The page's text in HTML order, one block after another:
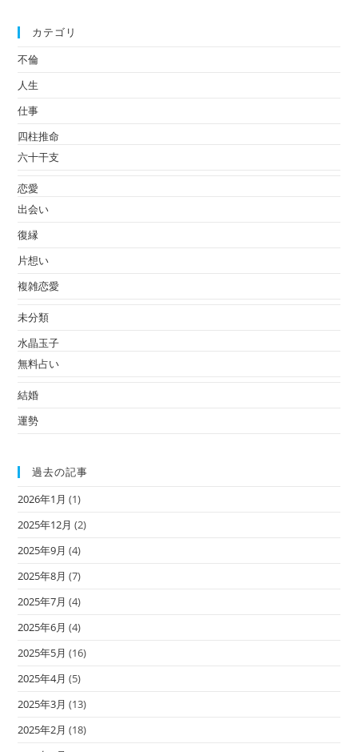
カテゴリ
不倫
人生
仕事
四柱推命
六十干支
恋愛
出会い
復縁
片想い
複雑恋愛
未分類
水晶玉子
無料占い
結婚
運勢
過去の記事
2026年1月 (1)
2025年12月 (2)
2025年9月 (4)
2025年8月 (7)
2025年7月 (4)
2025年6月 (4)
2025年5月 (16)
2025年4月 (5)
2025年3月 (13)
2025年2月 (18)